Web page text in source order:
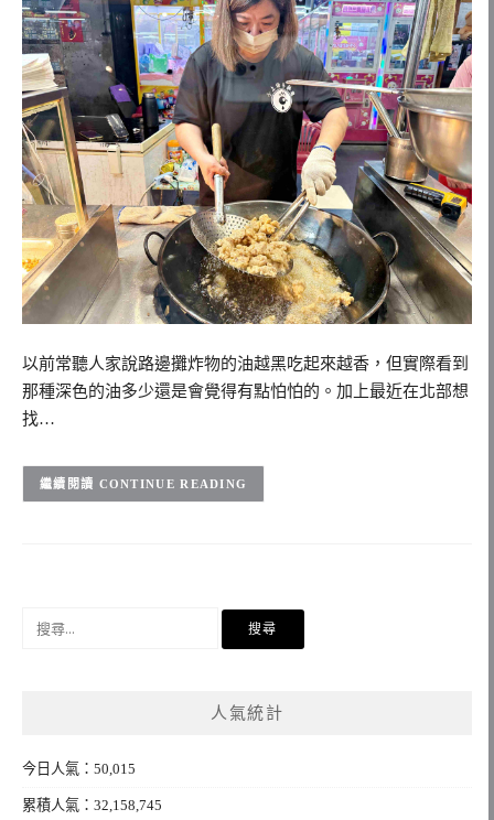
以前常聽人家說路邊攤炸物的油越黑吃起來越香，但實際看到
那種深色的油多少還是會覺得有點怕怕的。加上最近在北部想
找…
CONTINUE READING
人氣統計
今日人氣：50,015
累積人氣：32,158,745